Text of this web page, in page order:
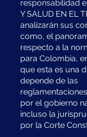
responsabilidad
Y SALUD EN EL
analizarán sus
como, el
respecto a la
para Colombia,
que esta es una
depende de las
por el gobierno
incluso la
por la Corte